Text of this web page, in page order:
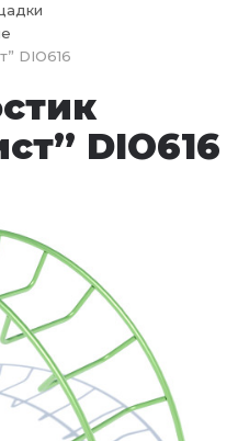
DIO616
DIO616